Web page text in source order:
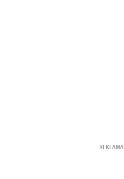
REKLAMA